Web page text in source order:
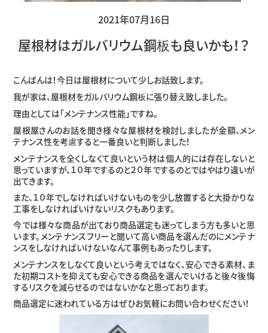
2021年07月16日
屋根材はガルバリウム鋼板も良いかも！？
こんばんは！今日は屋根材について少しお話致します。
我が家は、屋根材をガルバリウム鋼板に張り替え致しました。
理由としては「メンテナンス性能」ですね。
屋根屋さんのお話を聞き様々な屋根材を検討しましたが金額、メン
テナンス性を考慮すると一番良いと判断しました！
メンテナンスを全くしなくて良いという材は個人的には存在しないと
思っていますが、１０年でするのと２０年でするのとではやはり違いが
出てきます。
また、１０年でしなければいけないものを少し放置すると大掛かりな
工事をしなければいけないリスクもあります。
今では様々な商品が出ており商品選定も迷ってしまう方も多いと思
います。メンテナンスフリーと聞いて高い商品を選んだのにメンテナ
ンスをしなければいけないなんて事例もあったりします。
メンテナンスをしなくて良いという考えではなく、安心できる素材、ま
た初期コストを抑えても安心できる商品を選んでいけると後々後悔
するリスクを減らせるのではないかなと思っております。
商品選定に迷われている方はぜひお気軽にお問い合わせください！